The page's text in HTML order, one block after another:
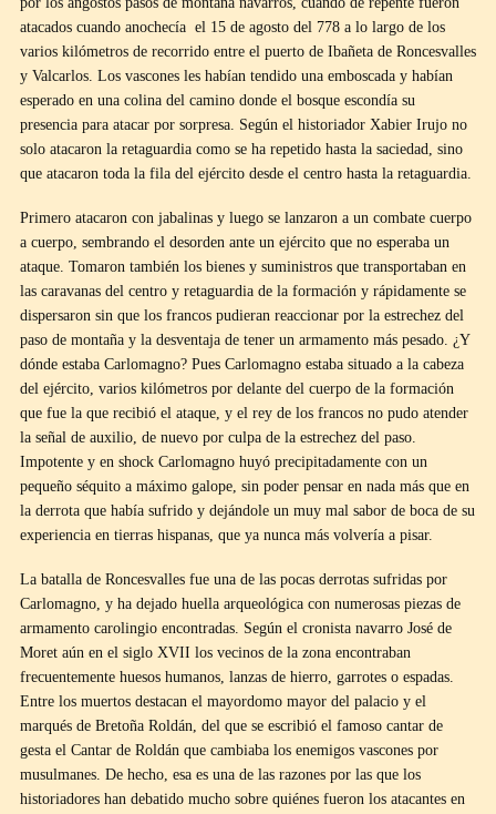
atacados cuando anochecía el 15 de agosto del 778 a lo largo de los
varios kilómetros de recorrido entre el puerto de Ibañeta de Roncesvalles
y Valcarlos. Los vascones les habían tendido una emboscada y habían
esperado en una colina del camino donde el bosque escondía su
presencia para atacar por sorpresa. Según el historiador Xabier Irujo no
solo atacaron la retaguardia como se ha repetido hasta la saciedad, sino
que atacaron toda la fila del ejército desde el centro hasta la retaguardia.
Primero atacaron con jabalinas y luego se lanzaron a un combate cuerpo
a cuerpo, sembrando el desorden ante un ejército que no esperaba un
ataque. Tomaron también los bienes y suministros que transportaban en
las caravanas del centro y retaguardia de la formación y rápidamente se
dispersaron sin que los francos pudieran reaccionar por la estrechez del
paso de montaña y la desventaja de tener un armamento más pesado. ¿Y
dónde estaba Carlomagno? Pues Carlomagno estaba situado a la cabeza
del ejército, varios kilómetros por delante del cuerpo de la formación
que fue la que recibió el ataque, y el rey de los francos no pudo atender
la señal de auxilio, de nuevo por culpa de la estrechez del paso.
Impotente y en shock Carlomagno huyó precipitadamente con un
pequeño séquito a máximo galope, sin poder pensar en nada más que en
la derrota que había sufrido y dejándole un muy mal sabor de boca de su
experiencia en tierras hispanas, que ya nunca más volvería a pisar.
La batalla de Roncesvalles fue una de las pocas derrotas sufridas por
Carlomagno, y ha dejado huella arqueológica con numerosas piezas de
armamento carolingio encontradas. Según el cronista navarro José de
Moret aún en el siglo XVII los vecinos de la zona encontraban
frecuentemente huesos humanos, lanzas de hierro, garrotes o espadas.
Entre los muertos destacan el mayordomo mayor del palacio y el
marqués de Bretoña Roldán, del que se escribió el famoso cantar de
gesta el Cantar de Roldán que cambiaba los enemigos vascones por
musulmanes. De hecho, esa es una de las razones por las que los
historiadores han debatido mucho sobre quiénes fueron los atacantes en